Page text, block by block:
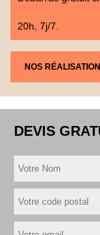
20h, 7j/7.
NOS
DEVIS